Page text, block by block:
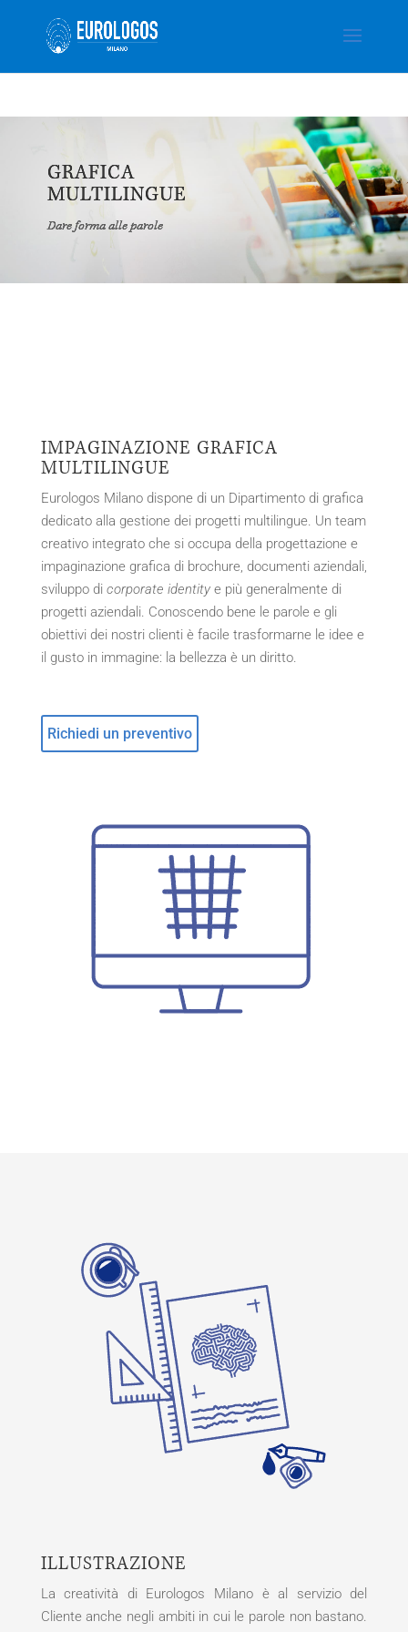
GRAFICA
MULTILINGUE
Dare forma alle parole
IMPAGINAZIONE GRAFICA
MULTILINGUE
Eurologos Milano dispone di un Dipartimento di grafica
dedicato alla gestione dei progetti multilingue. Un team
creativo integrato che si occupa della progettazione e
impaginazione grafica di brochure, documenti aziendali,
sviluppo di corporate identitye più generalmente di
progetti aziendali. Conoscendo bene le parole e gli
obiettivi dei nostri clienti è facile trasformarne le idee e
il gusto in immagine: la bellezza è un diritto.
Richiedi un preventivo
ILLUSTRAZIONE
La creatività di Eurologos Milano è al servizio del
Cliente anche negli ambiti in cui le parole non bastano.